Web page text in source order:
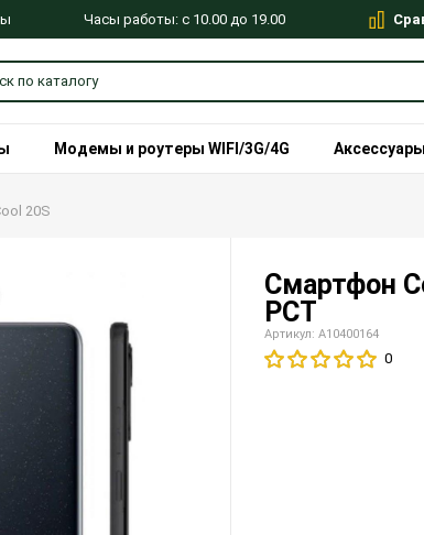
Часы работы: с 10.00 до 19.00
Модемы и роутеры WIFI/3G/4G Аксессуары
20S
Смартфон
РСТ
Артикул: A10400164
0